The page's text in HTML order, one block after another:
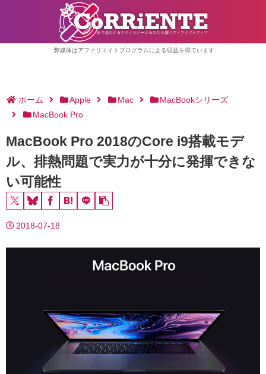
弊媒体はアフィリエイトプログラムによる収益を得ています
ホーム Apple Mac
MacBookシリーズ
MacBook Pro
MacBook Pro 2018のCore i9搭載モデ
ル、排熱問題で実力が十分に発揮できな
い可能性
2018-07-18